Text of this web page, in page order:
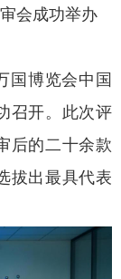
会成功举办
国博览会中国
召开。此次评
后的二十余款
拔出最具代表